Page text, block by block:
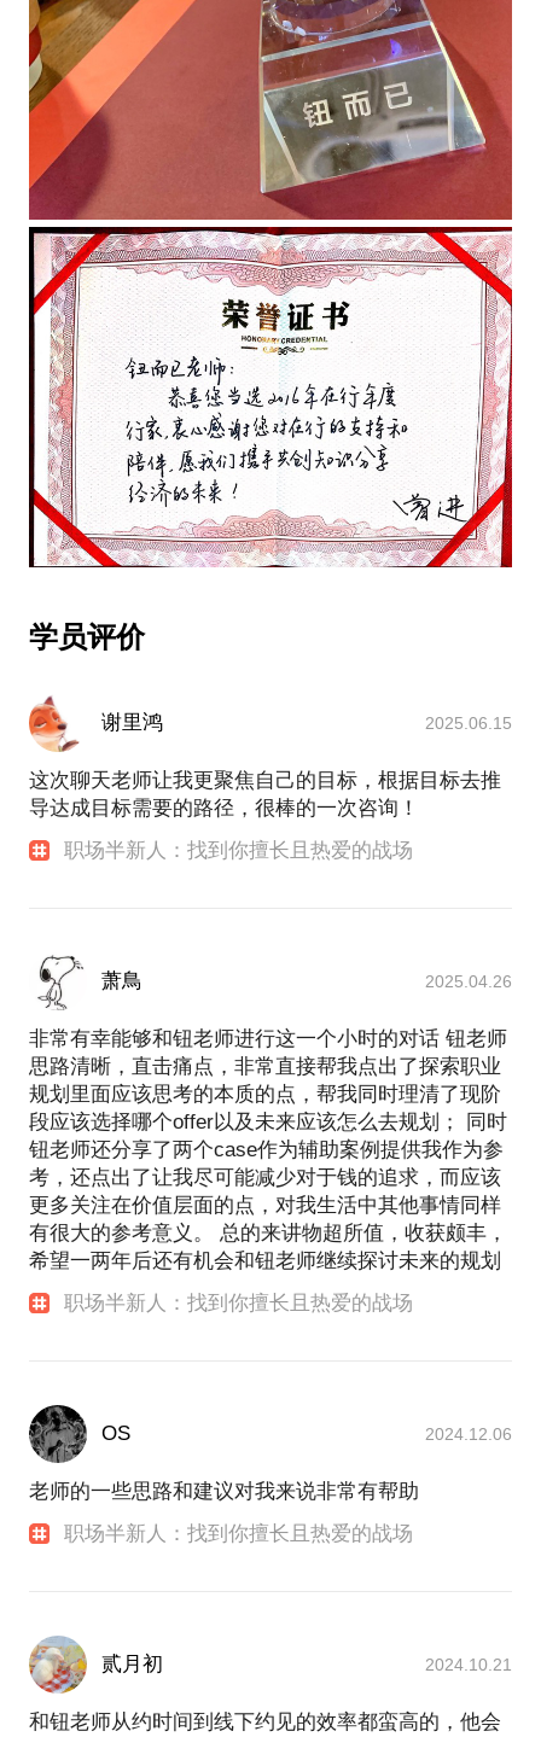
学员评价
谢里鸿 2025.06.15
这次聊天老师让我更聚焦自己的目标，根据目标去推
导达成目标需要的路径，很棒的一次咨询！
职场半新人：找到你擅长且热爱的战场
萧鳥 2025.04.26
非常有幸能够和钮老师进行这一个小时的对话 钮老师
思路清晰，直击痛点，非常直接帮我点出了探索职业
规划里面应该思考的本质的点，帮我同时理清了现阶
段应该选择哪个offer以及未来应该怎么去规划； 同时
钮老师还分享了两个case作为辅助案例提供我作为参
考，还点出了让我尽可能减少对于钱的追求，而应该
更多关注在价值层面的点，对我生活中其他事情同样
有很大的参考意义。 总的来讲物超所值，收获颇丰，
希望一两年后还有机会和钮老师继续探讨未来的规划
职场半新人：找到你擅长且热爱的战场
OS 2024.12.06
老师的一些思路和建议对我来说非常有帮助
职场半新人：找到你擅长且热爱的战场
贰月初 2024.10.21
和钮老师从约时间到线下约见的效率都蛮高的，他会